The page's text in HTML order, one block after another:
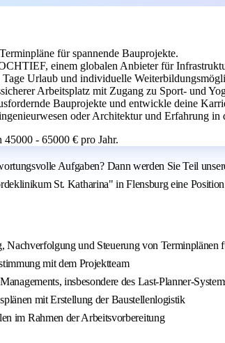
für spannende Bauprojekte.
einem globalen Anbieter für
Urlaub und individuelle
Arbeitsplatz mit Zugang zu Sport- und
Bauprojekte und entwickle deine
oder Architektur und Erfahrung in
- 65000 € pro Jahr.
Aufgaben? Dann werden Sie Teil
St. Katharina" in Flensburg eine
Nachverfolgung und Steuerung von Terminplänen
mit dem Projektteam
insbesondere des Last-Planner-
mit Erstellung der Baustellenlogistik
im Rahmen der Arbeitsvorbereitung